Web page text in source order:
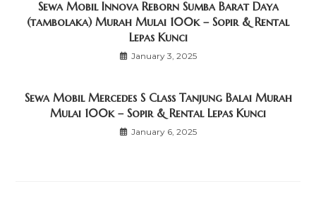
Sewa Mobil Innova Reborn Sumba Barat Daya
(tambolaka) Murah Mulai 100k – Sopir & Rental
Lepas Kunci
January 3, 2025
Sewa Mobil Mercedes S Class Tanjung Balai Murah
Mulai 100k – Sopir & Rental Lepas Kunci
January 6, 2025